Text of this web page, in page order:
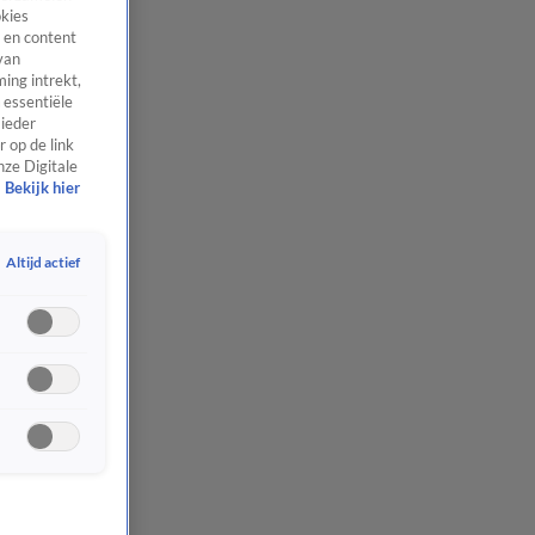
en content
intrekt,
op de link
Digitale
Bekijk hier
Altijd actief